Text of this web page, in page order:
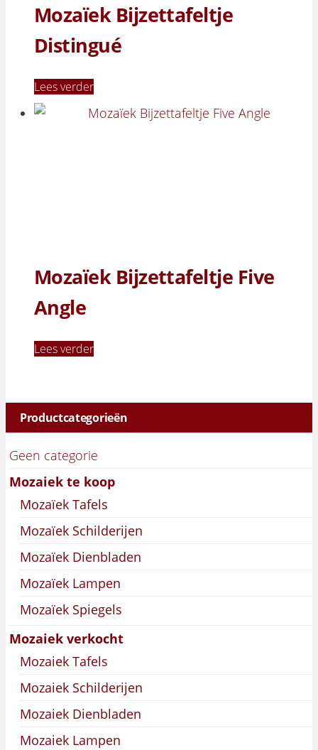
Mozaïek Bijzettafeltje
Distingué
Lees verder
Mozaïek Bijzettafeltje Five
Angle
Lees verder
Productcategorieën
Geen categorie
Mozaiek te koop
Mozaïek Tafels
Mozaïek Schilderijen
Mozaïek Dienbladen
Mozaïek Lampen
Mozaïek Spiegels
Mozaiek verkocht
Mozaiek Tafels
Mozaiek Schilderijen
Mozaiek Dienbladen
Mozaiek Lampen